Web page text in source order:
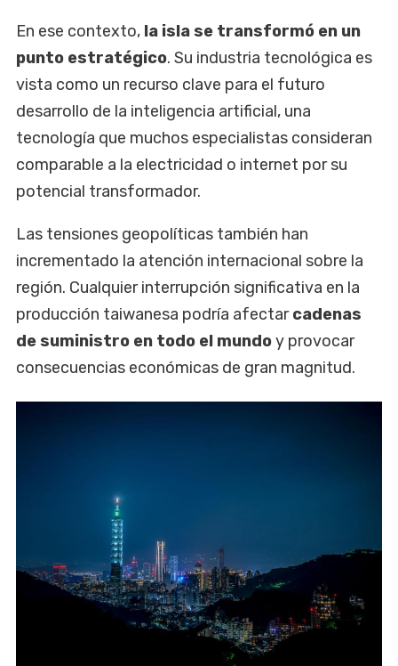
En ese contexto, la isla se transformó en un
punto estratégico. Su industria tecnológica es
vista como un recurso clave para el futuro
desarrollo de la inteligencia artificial, una
tecnología que muchos especialistas consideran
comparable a la electricidad o internet por su
potencial transformador.
Las tensiones geopolíticas también han
incrementado la atención internacional sobre la
región. Cualquier interrupción significativa en la
producción taiwanesa podría afectarcadenas
de suministro en todo el mundoy provocar
consecuencias económicas de gran magnitud.